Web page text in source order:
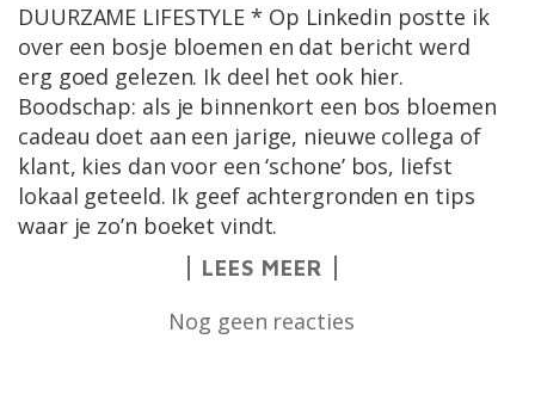
DUURZAME LIFESTYLE * Op Linkedin postte ik
over een bosje bloemen en dat bericht werd
erg goed gelezen. Ik deel het ook hier.
Boodschap: als je binnenkort een bos bloemen
cadeau doet aan een jarige, nieuwe collega of
klant, kies dan voor een ‘schone’ bos, liefst
lokaal geteeld. Ik geef achtergronden en tips
waar je zo’n boeket vindt.
LEES MEER
Nog geen reacties